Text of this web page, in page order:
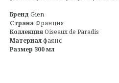
Бренд Gien
СтранаФранция
КоллекцияOiseaux de Paradis
Материалфаянс
Размер 300 мл